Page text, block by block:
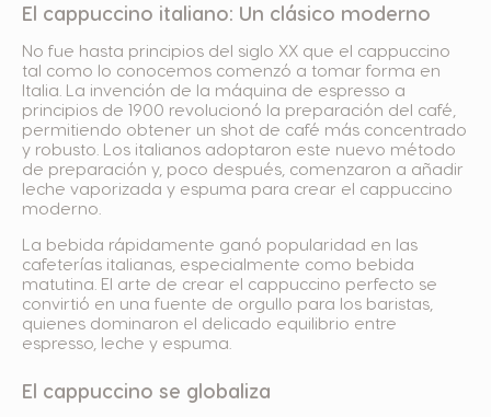
El cappuccino italiano: Un clásico moderno
No fue hasta principios del siglo XX que el cappuccino
tal como lo conocemos comenzó a tomar forma en
Italia. La invención de la máquina de espresso a
principios de 1900 revolucionó la preparación del café,
permitiendo obtener un shot de café más concentrado
y robusto. Los italianos adoptaron este nuevo método
de preparación y, poco después, comenzaron a añadir
leche vaporizada y espuma para crear el cappuccino
moderno.
La bebida rápidamente ganó popularidad en las
cafeterías italianas, especialmente como bebida
matutina. El arte de crear el cappuccino perfecto se
convirtió en una fuente de orgullo para los baristas,
quienes dominaron el delicado equilibrio entre
espresso, leche y espuma.
El cappuccino se globaliza